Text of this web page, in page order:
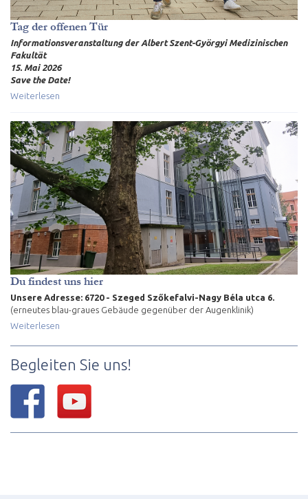
Tag der offenen Tür
Informationsveranstaltung der Albert Szent-Györgyi Medizinischen
Fakultät
15. Mai 2026
Save the Date!
Weiterlesen
Du findest uns hier
Unsere Adresse: 6720 - Szeged Szőkefalvi-Nagy Béla utca 6.
(erneutes blau-graues Gebäude gegenüber der Augenklinik)
Weiterlesen
Begleiten Sie uns!